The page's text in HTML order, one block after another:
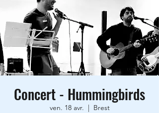
Concert - Hummingbirds
ven. 18 avr.
  |
Brest